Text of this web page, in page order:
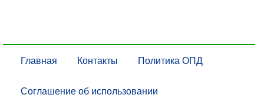
Главная Контакты Политика ОПД
Соглашение об использовании